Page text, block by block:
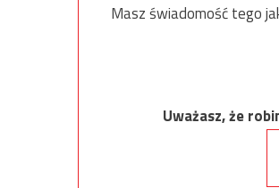
Masz świadomość tego
Uważasz, że